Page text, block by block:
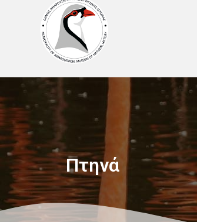
περιεχόμενο
Πτηνά